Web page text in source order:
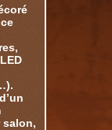
salon,